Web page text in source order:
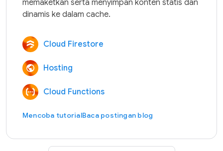
memaketkan serta menyimpan konten statis dan
Cloud Firestore
Hosting
Cloud Functions
Mencoba tutorialBaca postingan blog